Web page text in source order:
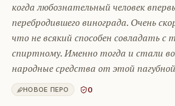
когда любознательный человек
перебродившего винограда. Очень
что не всякий способен совладать с
спиртному. Именно тогда и стали
народные средства от этой
НОВОЕ ПЕРО 0